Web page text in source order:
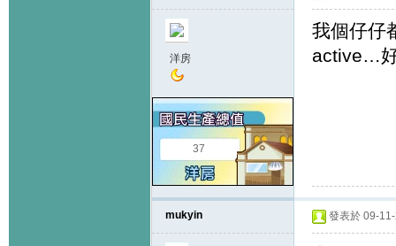
洋房
37
我個仔仔
active…
mukyin 發表於 09-